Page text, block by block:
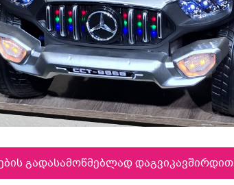
გადასამოწმებლად დაგვიკავშირდით